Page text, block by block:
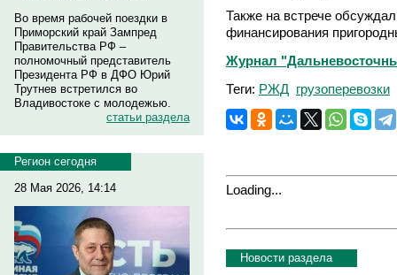
Во время рабочей поездки в
Приморский край Зампред
Правительства РФ –
полномочный представитель
Президента РФ в ДФО Юрий
Трутнев встретился во
Владивостоке с молодежью.
статьи раздела
Регион сегодня
28 Мая 2026, 14:14
Также на встрече
финансирования
Журнал
Теги: РЖД грузоперевозки
Loading...
Новости раздела